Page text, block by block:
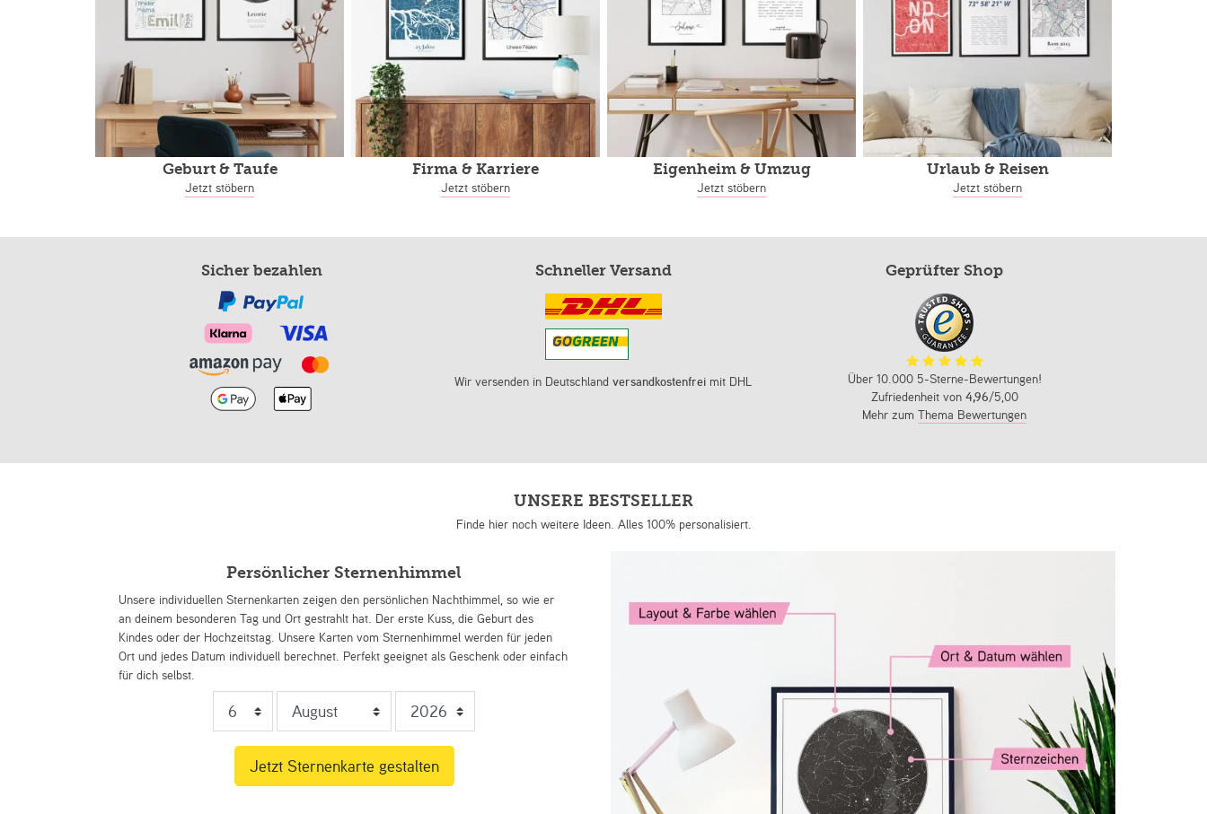
Geburt & Taufe
Jetzt stöbern
Firma & Karriere
Jetzt stöbern
Eigenheim& Umzug
Jetzt stöbern
Urlaub & Reisen
Jetzt stöbern
Sicher bezahlen Schneller Versand
Wir versenden in Deutschlandversandkostenfrei mit DHL
Geprüfter Shop
Über 10.000 5-Sterne-Bewertungen!
Zufriedenheit von 4,96/5,00
Mehr zumThema Bewertungen
UNSERE BESTSELLER
Finde hier noch weitere Ideen. Alles 100% personalisiert.
Persönlicher Sternenhimmel
Unsere individuellen Sternenkarten zeigen den persönlichen Nachthimmel, so wie er
an deinem besonderen Tag und Ort gestrahlt hat. Der erste Kuss, die Geburt des
Kindes oder der Hochzeitstag. Unsere Karten vom Sternenhimmel werden für jeden
Ort und jedes Datum individuell berechnet. Perfekt geeignet als Geschenk oder einfach
für dich selbst.